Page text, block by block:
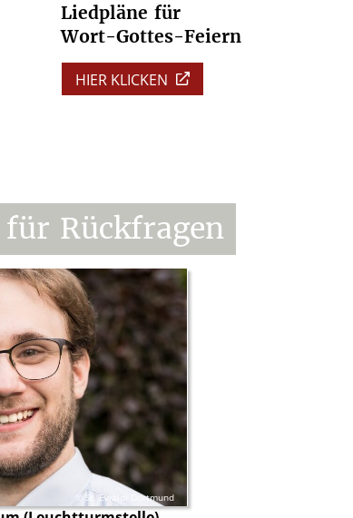
Liedpläne für
Wort-Gottes-Feiern
HIER KLICKEN
für Rückfragen
© St. Ewaldi Dortmund